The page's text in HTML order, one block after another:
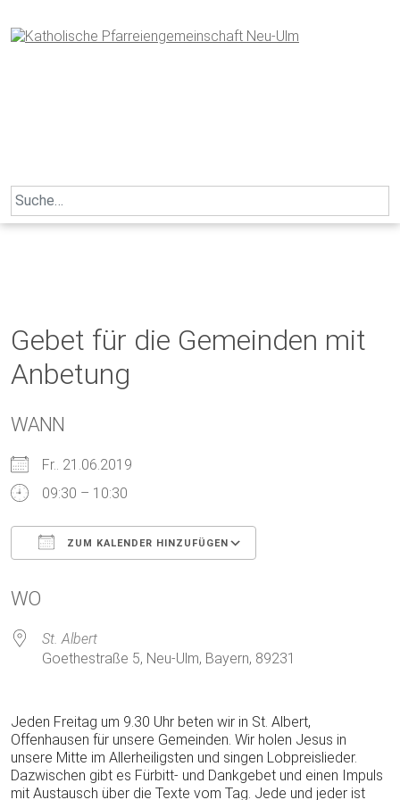
to
content
Search
for:
Gebet für die Gemeinden mit
Anbetung
WANN
Fr.. 21.06.2019
09:30 – 10:30
ZUM KALENDER HINZUFÜGEN
WO
St. Albert
Goethestraße 5, Neu-Ulm, Bayern, 89231
Jeden Freitag um 9.30 Uhr beten wir in St. Albert,
Offenhausen für unsere Gemeinden. Wir holen Jesus in
unsere Mitte im Allerheiligsten und singen Lobpreislieder.
Dazwischen gibt es Fürbitt- und Dankgebet und einen Impuls
mit Austausch über die Texte vom Tag. Jede und jeder ist